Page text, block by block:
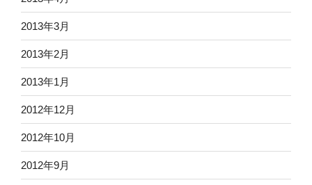
2013年3月
2013年2月
2013年1月
2012年12月
2012年10月
2012年9月